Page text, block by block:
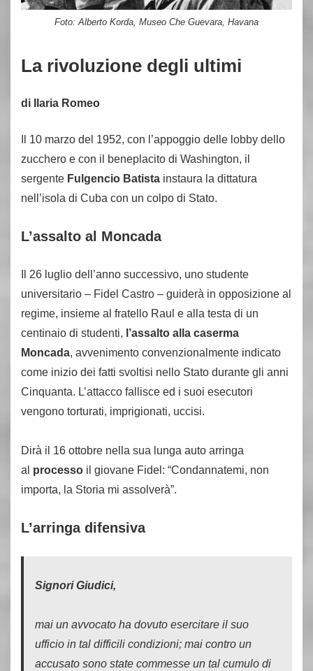
Foto: Alberto Korda, Museo Che Guevara, Havana
La rivoluzione degli ultimi
di Ilaria Romeo
Il 10 marzo del 1952, con l’appoggio delle lobby dello
zucchero e con il beneplacito di Washington, il
sergente Fulgencio Batista instaura la dittatura
nell’isola di Cuba con un colpo di Stato.
L’assalto al Moncada
Il 26 luglio dell’anno successivo, uno studente
universitario – Fidel Castro – guiderà in opposizione al
regime, insieme al fratello Raul e alla testa di un
centinaio di studenti, l’assalto alla caserma
Moncada, avvenimento convenzionalmente indicato
come inizio dei fatti svoltisi nello Stato durante gli anni
Cinquanta. L’attacco fallisce ed i suoi esecutori
vengono torturati, imprigionati, uccisi.
Dirà il 16 ottobre nella sua lunga auto arringa
al processo il giovane Fidel: “Condannatemi, non
importa, la Storia mi assolverà”.
L’arringa difensiva
Signori Giudici,
mai un avvocato ha dovuto esercitare il suo
ufficio in tal difficili condizioni; mai contro un
accusato sono state commesse un tal cumulo di